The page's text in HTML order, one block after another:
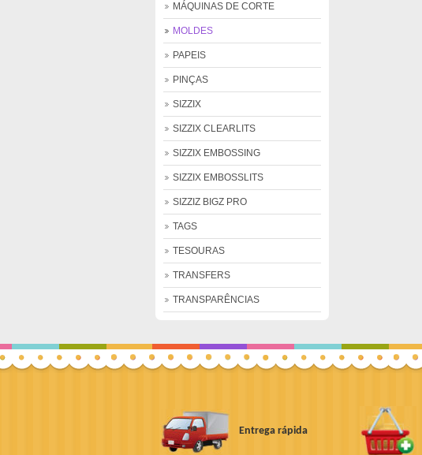
MÁQUINAS DE CORTE
MOLDES
PAPEIS
PINÇAS
SIZZIX
SIZZIX CLEARLITS
SIZZIX EMBOSSING
SIZZIX EMBOSSLITS
SIZZIZ BIGZ PRO
TAGS
TESOURAS
TRANSFERS
TRANSPARÊNCIAS
Entrega rápida